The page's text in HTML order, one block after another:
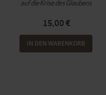
auf die Krise des Glaubens
15,00 €
IN DEN WARENKORB